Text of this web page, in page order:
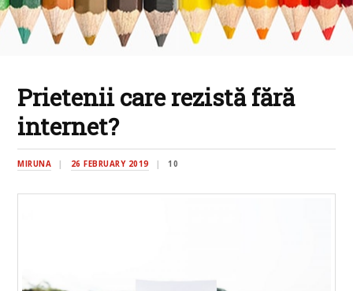
Prietenii care rezistă fără
internet?
MIRUNA 26 FEBRUARY 2019 10